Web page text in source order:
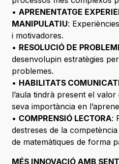
• APRENENTATGE
MANIPULATIU:
i motivadores.
• RESOLUCIÓ DE
desenvolupin estratègies
problemes.
• HABILITATS
l’aula tindrà present el
seva importància en
• COMPRENSIÓ LECTORA:
destreses de la
de matemàtiques de forma
MÉS INNOVACIÓ AMB